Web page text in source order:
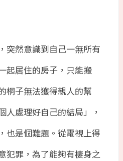
突然意識到自己一無所有
起居住的房子，只能搬
桐子無法獲得親人的幫
人處理好自己的結局」，
也是個難題。從電視上得
犯罪，為了能夠有棲身之